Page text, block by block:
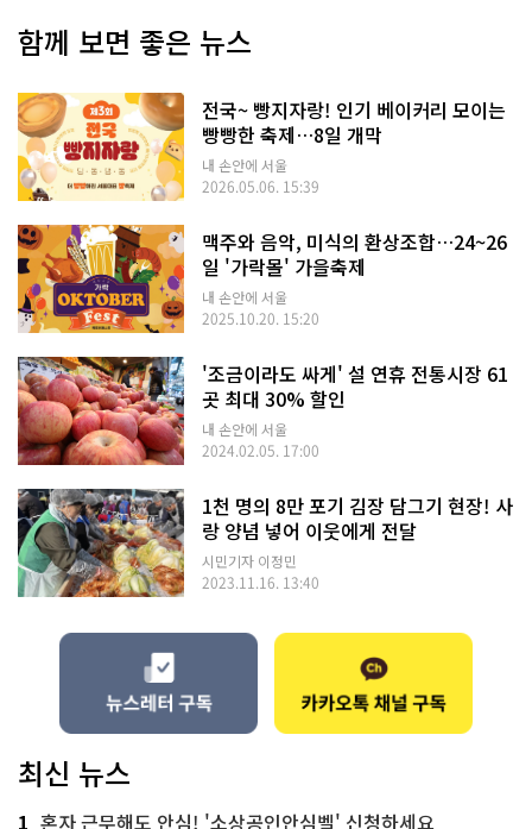
함께 보면 좋은 뉴스
전국~ 빵지자랑! 인기 베이커리 모이는
빵빵한 축제…8일 개막
내 손안에 서울
2026.05.06. 15:39
맥주와 음악, 미식의 환상조합…24~26
일 '가락몰' 가을축제
내 손안에 서울
2025.10.20. 15:20
'조금이라도 싸게' 설 연휴 전통시장 61
곳 최대 30% 할인
내 손안에 서울
2024.02.05. 17:00
1천 명의 8만 포기 김장 담그기 현장! 사
랑 양념 넣어 이웃에게 전달
시민기자 이정민
2023.11.16. 13:40
최신 뉴스
1 혼자 근무해도 안심! '소상공인안심벨' 신청하세요